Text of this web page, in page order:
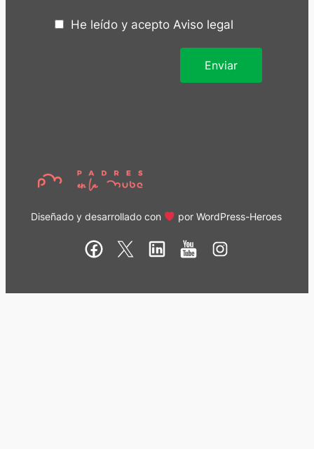
He leído y acepto Aviso legal
Diseñado y desarrollado con porWordPress-Heroes